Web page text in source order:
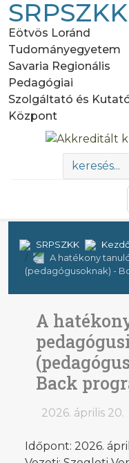
SRPSZKK
Eötvös Loránd
Tudományegyetem
Savaria Regionális
Pedagógiai
Szolgáltató és
Központ
SRPSZKK
A hatékony
(pedagógusoknak) -
A
Back
2026. április 20.
Időpont: 2026.